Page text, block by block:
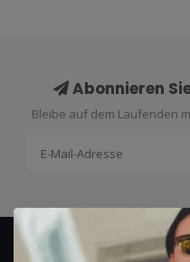
Abonnieren
Bleibe auf dem Laufenden